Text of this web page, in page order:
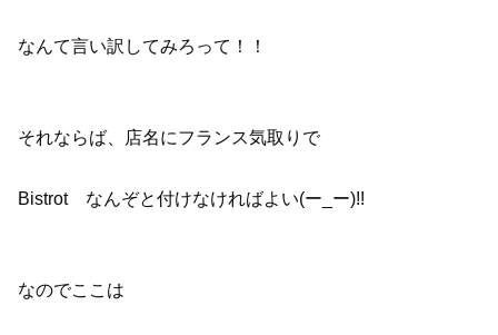
なんて言い訳してみろって！！
それならば、店名にフランス気取りで
Bistrot なんぞと付けなければよい(ー_ー)!!
なのでここは